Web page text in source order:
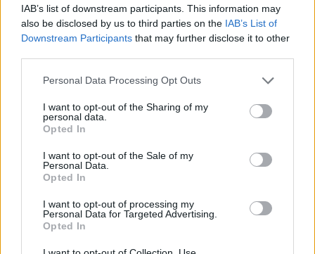
IAB’s list of downstream participants. This information may
also be disclosed by us to third parties on the IAB’s List of
Downstream Participants that may further disclose it to other
Personal Data Processing Opt Outs
I want to opt-out of the Sharing of my
personal data.
Opted In
I want to opt-out of the Sale of my
Personal Data.
Opted In
I want to opt-out of processing my
Personal Data for Targeted Advertising.
Opted In
giovane sperimenta nuovi linguaggi”, spiegaElena
Capparelli, direttoreRaiPlaye digital, Rai.
L’integrazione tra Pulse Premiere e Search Hub
costruisce così un ecosistema unico che amplia la
condiviso per brand, broadcaster e community.
PARTNERSHIP
SOCIAL MEDIA TV